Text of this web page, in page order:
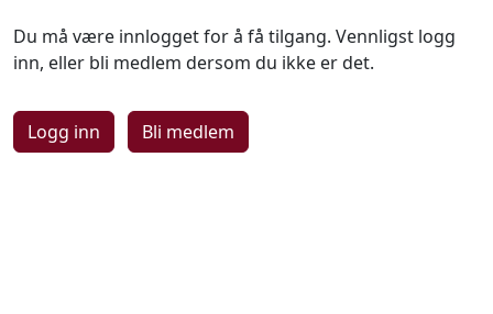
Du må være innlogget for å få tilgang. Vennligst logg
inn, eller bli medlem dersom du ikke er det.
Logg inn